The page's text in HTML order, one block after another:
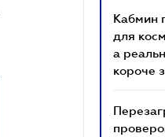
Кабмин
для
а
короче